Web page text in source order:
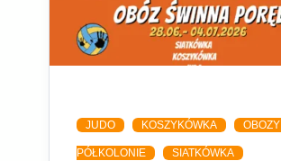
JUDO KOSZYKÓWKA OBOZY I
PÓŁKOLONIE SIATKÓWKA